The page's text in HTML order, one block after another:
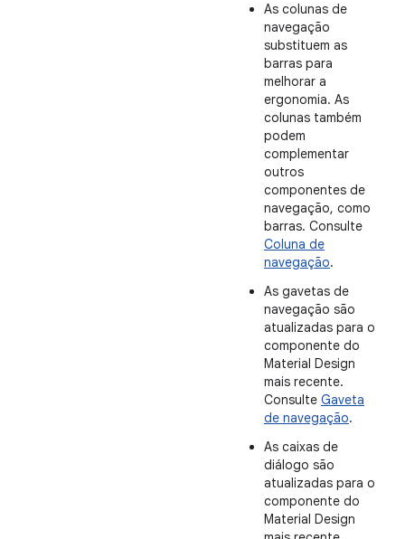
As colunas de
navegação
substituem as
barras para
melhorar a
ergonomia. As
colunas também
podem
complementar
outros
componentes de
navegação, como
barras. Consulte
Coluna de
navegação.
As gavetas de
navegação são
atualizadas para o
componente do
Material Design
mais recente.
Consulte Gaveta
de navegação.
As caixas de
diálogo são
atualizadas para o
componente do
Material Design